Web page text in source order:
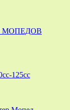
МОПЕДОВ
125cc